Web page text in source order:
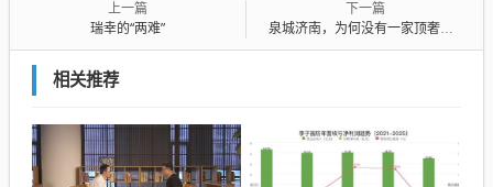
上一篇
瑞幸的“两难”
下一篇
泉城济南，为何没有一家顶奢酒店？
相关推荐